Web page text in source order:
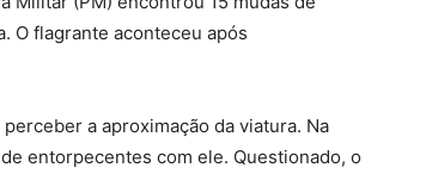
O flagrante aconteceu após
a aproximação da viatura. Na
entorpecentes com ele. Questionado, o